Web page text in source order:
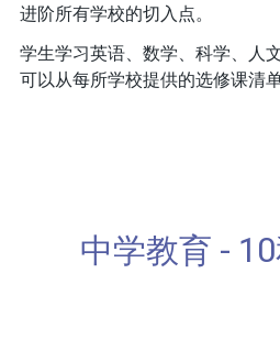
进阶所有学校的切入点。
学生学习英语、数学、科学、人
可以从每所学校提供的选修课清
中学教育 -